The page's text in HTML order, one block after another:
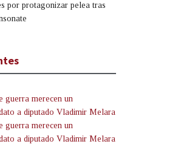
por protagonizar pelea tras
guerra merecen un
a diputado Vladimir Melara
guerra merecen un
a diputado Vladimir Melara